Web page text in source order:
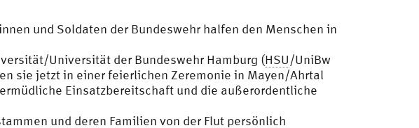
und Soldaten der Bundeswehr halfen den Menschen in
Universität der Bundeswehr Hamburg (HSU/UniBw
sie jetzt in einer feierlichen Zeremonie in Mayen/Ahrtal
Einsatzbereitschaft und die außerordentliche
und deren Familien von der Flut persönlich